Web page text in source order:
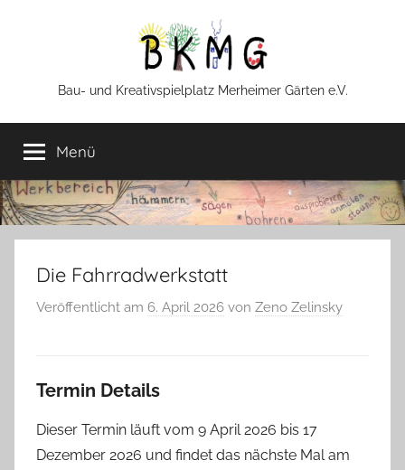
BKMG
Bau- und Kreativspielplatz Merheimer Gärten e.V.
Menü
Die Fahrradwerkstatt
Veröffentlicht am 6. April 2026 von Zeno Zelinsky
Termin Details
Dieser Termin läuft vom 9 April 2026 bis 17
Dezember 2026 und findet das nächste Mal am